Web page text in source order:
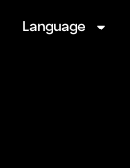
Language